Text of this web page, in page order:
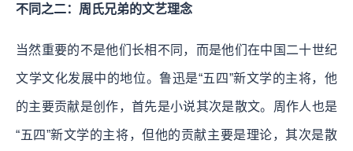
不同之二：周氏兄弟的文艺理念
当然重要的不是他们长相不同，而是他们在中国二十世纪
文学文化发展中的地位。鲁迅是“五四”新文学的主将，他
的主要贡献是创作，首先是小说其次是散文。周作人也是
“五四”新文学的主将，但他的贡献主要是理论，其次是散